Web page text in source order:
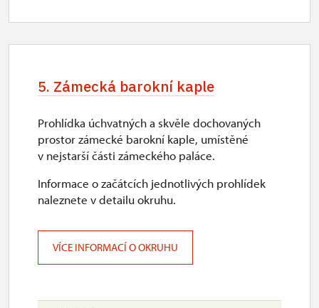
29. 10.
10.00 – 15.00
30. 10.
pá
1. 11.-31. 12.
uzavřen
5. Zámecká barokní kaple
Prohlídka úchvatných a skvěle dochovaných
prostor zámecké barokní kaple, umístěné
v nejstarší části zámeckého paláce.
Informace o začátcích jednotlivých prohlídek
naleznete v detailu okruhu.
VÍCE INFORMACÍ O OKRUHU